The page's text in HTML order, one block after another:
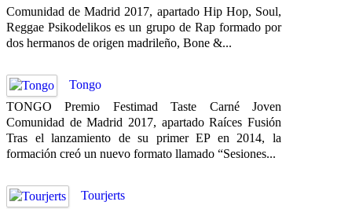
Comunidad de Madrid 2017, apartado Hip Hop, Soul,
Reggae Psikodelikos es un grupo de Rap formado por
dos hermanos de origen madrileño, Bone &...
Tongo
TONGO Premio Festimad Taste Carné Joven
Comunidad de Madrid 2017, apartado Raíces Fusión
Tras el lanzamiento de su primer EP en 2014, la
formación creó un nuevo formato llamado “Sesiones...
Tourjerts